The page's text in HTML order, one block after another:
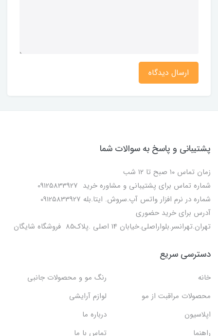
ارسال دیدگاه
پشتیبانی و پاسخ به سوالات شما
زمان تماس ۱۰ صبح تا ۱۲ شب
شماره تماس برای پشتیبانی و مشاوره خرید 09125833927
شماره در نرم افزار واتس آپ.سروش. ایتا.بله 09125833927
آدرس برای خرید حضوری
تهران.تهرانسر.بلواراصلی.خیابان 14 اصلی .پلاک85 فروشگاه شایگان
دسترسی سریع
خانه
رنگ مو و محصولات جانبی
محصولات مراقبت از مو
لوازم آرایشی
اپلاسیون
درباره ما
راهنما
تماس با ما